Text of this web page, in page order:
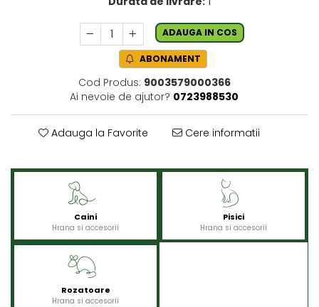
ADAUGA IN COS
ABONAMENT
Cod Produs: 9003579000366
Ai nevoie de ajutor? 0723988530
Adauga la Favorite Cere informatii
Caini
Hrana si accesorii
Pisici
Hrana si accesorii
Rozatoare
Hrana si accesorii